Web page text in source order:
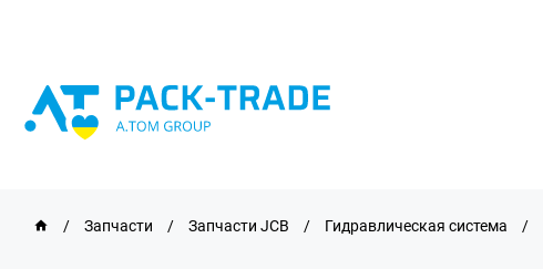
/ Запчасти / Запчасти JCB / Гидравлическая система /